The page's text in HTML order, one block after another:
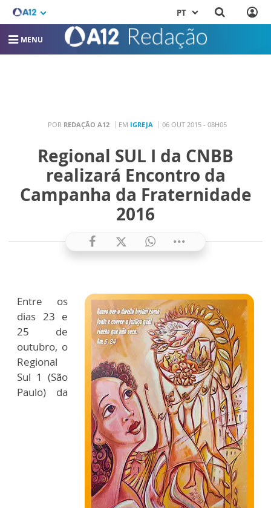
PT
MENU
POR REDAÇÃO A12 EM IGREJA 06 OUT 2015 - 08H05
Regional SUL I da CNBB
realizará Encontro da
Campanha da Fraternidade
2016
Entre os
dias 23 e
25 de
outubro, o
Regional
Sul 1 (São
Paulo) da